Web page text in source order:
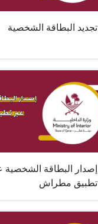
تجديد البطاقة الشخصية
إصدار البطاقة الشخصية
تطبيق مطراش